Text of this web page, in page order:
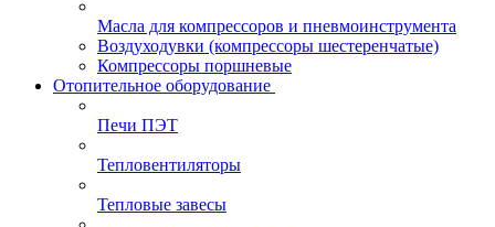
Масла для компрессоров и пневмоинструмента
Воздуходувки (компрессоры шестеренчатые)
Компрессоры поршневые
Отопительное оборудование
Печи ПЭТ
Тепловентиляторы
Тепловые завесы